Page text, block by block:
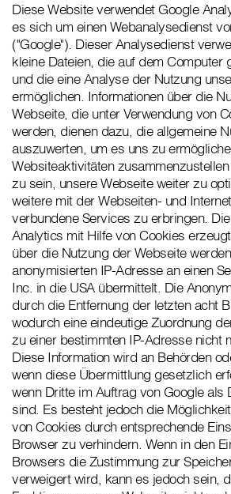
Diese Website verwendet Google
es sich um einen Webanalysedienst
("Google"). Dieser Analysedienst
kleine Dateien, die auf dem Computer
und die eine Analyse der Nutzung
ermöglichen. Informationen über die
Webseite, die unter Verwendung von
werden, dienen dazu, die allgemeine
auszuwerten, um es uns zu
Websiteaktivitäten
zu sein, unsere Webseite weiter zu
weitere mit der Webseiten- und
verbundene Services zu erbringen.
Analytics mit Hilfe von Cookies
über die Nutzung der Webseite
anonymisierten IP-Adresse an einen
Inc. in die USA übermittelt. Die
durch die Entfernung der letzten acht
wodurch eine eindeutige Zuordnung
zu einer bestimmten IP-Adresse nicht
Diese Information wird an Behörden
wenn diese Übermittlung gesetzlich
wenn Dritte im Auftrag von Google als
sind. Es besteht jedoch die
von Cookies durch entsprechende
Browser zu verhindern. Wenn in den
Browsers die Zustimmung zur
verweigert wird, kann es jedoch sein,